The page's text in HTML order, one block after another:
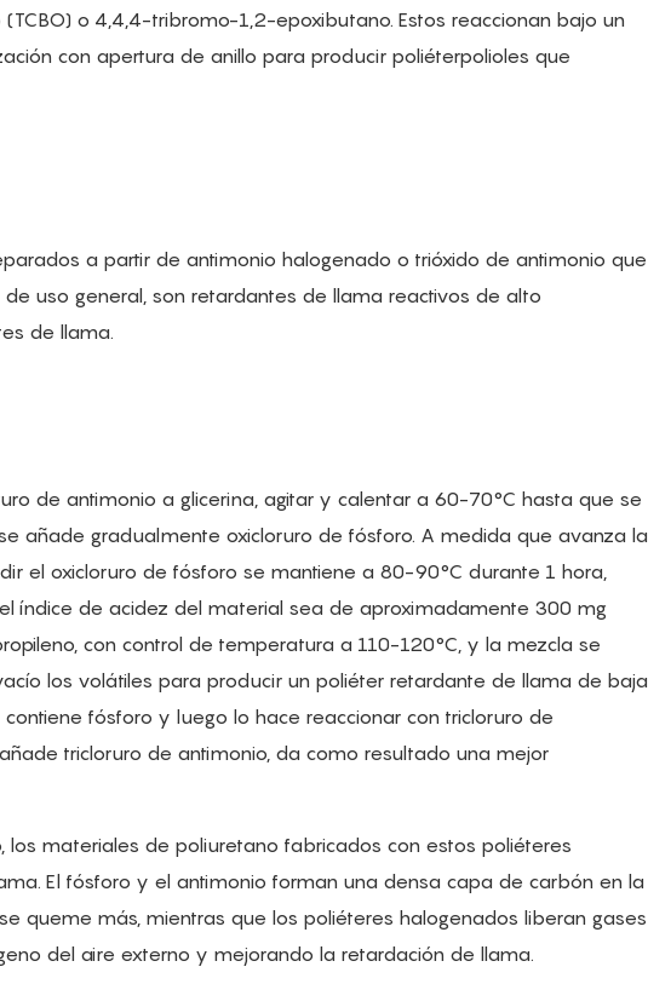
o 4,4,4-tribromo-1,2-epoxibutano. Estos reaccionan bajo un
con apertura de anillo para producir poliéterpolioles que
a partir de antimonio halogenado o trióxido de antimonio que
uso general, son retardantes de llama reactivos de alto
de llama.
de antimonio a glicerina, agitar y calentar a 60-70°C hasta que se
añade gradualmente oxicloruro de fósforo. A medida que avanza la
el oxicloruro de fósforo se mantiene a 80-90°C durante 1 hora,
índice de acidez del material sea de aproximadamente 300 mg
con control de temperatura a 110-120°C, y la mezcla se
los volátiles para producir un poliéter retardante de llama de baja
fósforo y luego lo hace reaccionar con tricloruro de
tricloruro de antimonio, da como resultado una mejor
los materiales de poliuretano fabricados con estos poliéteres
El fósforo y el antimonio forman una densa capa de carbón en la
queme más, mientras que los poliéteres halogenados liberan gases
del aire externo y mejorando la retardación de llama.